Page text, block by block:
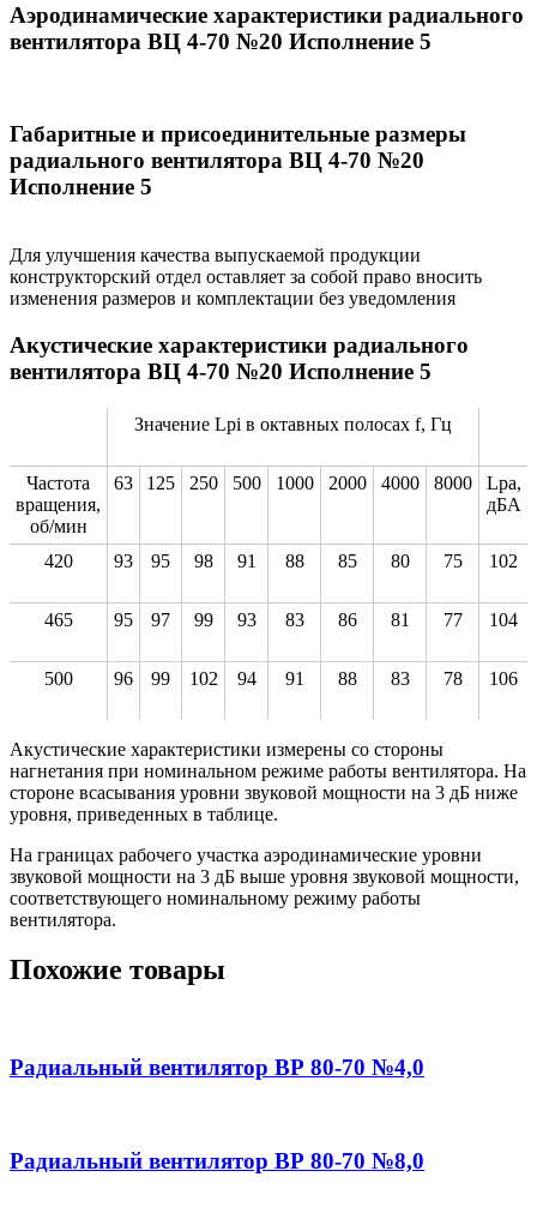
Аэродинамические характеристики радиального
вентилятора ВЦ 4-70 №20 Исполнение 5
Габаритные и присоединительные размеры
радиального вентилятора ВЦ 4-70 №20
Исполнение 5
Для улучшения качества выпускаемой продукции
конструкторский отдел оставляет за собой право вносить
изменения размеров и комплектации без уведомления
Акустические характеристики радиального
вентилятора ВЦ 4-70 №20 Исполнение 5
Значение Lpi в октавных полосах f, Гц
Частота
вращения,
об/мин
63 125 250 500 1000 2000 4000 8000
Lpa,
дБА
420 93 95 98 91 88 85 80 75 102
465 95 97 99 93 83 86 81 77 104
500 96 99 102 94 91 88 83 78 106
Акустические характеристики измерены со стороны
нагнетания при номинальном режиме работы вентилятора. На
стороне всасывания уровни звуковой мощности на 3 дБ ниже
уровня, приведенных в таблице.
На границах рабочего участка аэродинамические уровни
звуковой мощности на 3 дБ выше уровня звуковой мощности,
соответствующего номинальному режиму работы
вентилятора.
Похожие товары
Радиальный вентилятор ВР 80-70 №4,0
Радиальный вентилятор ВР 80-70 №8,0